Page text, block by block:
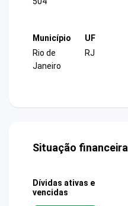
Município
Rio de
Janeiro
UF
RJ
Situação financeira
Dívidas ativas e
vencidas